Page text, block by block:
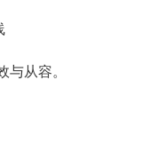
从容。